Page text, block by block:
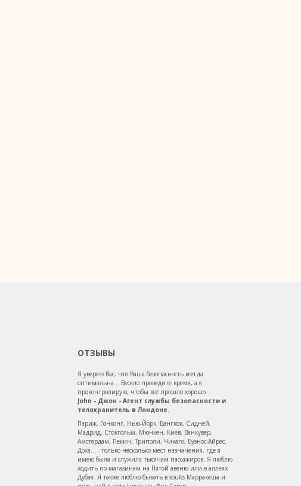
ОТЗЫВЫ
Я уверяю Вас, что Ваша безопасность всегда
оптимальна... Весело проведите время, а я
проконтролирую, чтобы все прошло хорошо...
John - Джон - Агент службы безопасности и
телохранитель в Лондоне.
Париж, Гонконг, Нью-Йорк, Бангкок, Сидней,
Мадрид, Стокгольм, Мюнхен, Киев, Ванкувер,
Амстердам, Пекин, Триполи, Чикаго, Буэнос-Айрес,
Доха... - только несколько мест назначения, где я
имею была и служила тысячам пассажиров. Я люблю
ходить по магазинам на Пятой авеню или в аллеях
Дубая. Я также люблю бывать в souks Марракеша и